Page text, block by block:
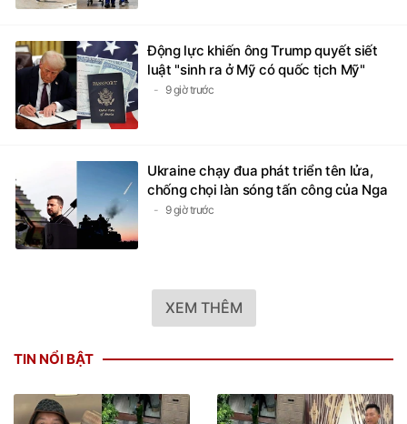
Động lực khiến ông Trump quyết siết
luật "sinh ra ở Mỹ có quốc tịch Mỹ"
9 giờ trước
Ukraine chạy đua phát triển tên lửa,
chống chọi làn sóng tấn công của Nga
9 giờ trước
XEM THÊM
TIN NỔI BẬT